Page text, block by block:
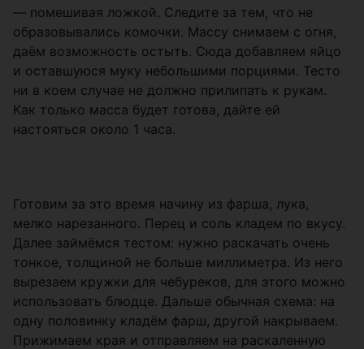
— помешивая ложкой. Следите за тем, что не
образовывались комочки. Массу снимаем с огня,
даём возможность остыть. Сюда добавляем яйцо
и оставшуюся муку небольшими порциями. Тесто
ни в коем случае не должно прилипать к рукам.
Как только масса будет готова, дайте ей
настояться около 1 часа.
Готовим за это время начину из фарша, лука,
мелко нарезанного. Перец и соль кладем по вкусу.
Далее займёмся тестом: нужно раскачать очень
тонкое, толщиной не больше миллиметра. Из него
вырезаем кружки для чебуреков, для этого можно
использовать блюдце. Дальше обычная схема: на
одну половинку кладём фарш, другой накрываем.
Прижимаем края и отправляем на раскаленную